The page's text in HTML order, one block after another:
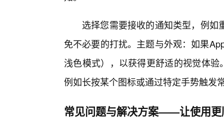
选择您需要接收的通知类型，例
免不必要的打扰。主题与外观：如果
浅色模式），以获得更舒适的视觉体
例如长按某个图标或通过特定手势触发
常见问题与解决方案——让使用更